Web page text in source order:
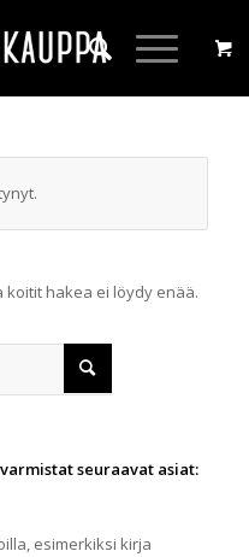
koitit hakea ei löydy enää.
seuraavat asiat:
esimerkiksi kirja